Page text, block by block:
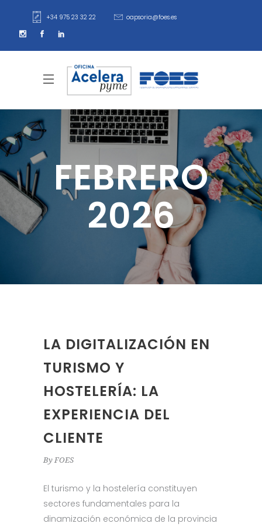
+34 975 23 32 22 oapsoria@foes.es
FEBRERO
2026
LA DIGITALIZACIÓN EN
TURISMO Y
HOSTELERÍA: LA
EXPERIENCIA DEL
CLIENTE
By FOES
El turismo y la hostelería constituyen
sectores fundamentales para la
dinamización económica de la provincia